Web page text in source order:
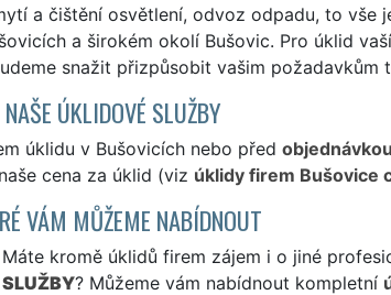
a čištění osvětlení, odvoz odpadu, to vše
a širokém okolí Bušovic. Pro úklid
snažit přizpůsobit vašim požadavkům
ÚKLIDOVÉ SLUŽBY
úklidu v Bušovicích nebo před
cena za úklid (viz úklidy firem Bušovice
VÁM MŮŽEME NABÍDNOUT
Máte kromě úklidů firem zájem i o jiné
SLUŽBY? Můžeme vám nabídnout kompletní